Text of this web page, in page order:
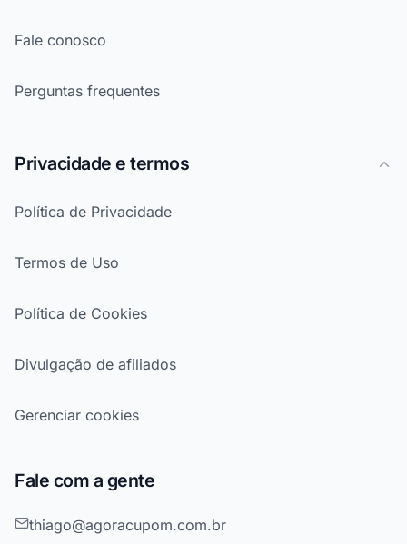
Fale conosco
Perguntas frequentes
Privacidade e termos
Política de Privacidade
Termos de Uso
Política de Cookies
Divulgação de afiliados
Gerenciar cookies
Fale com a gente
thiago@agoracupom.com.br